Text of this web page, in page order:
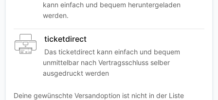
kann einfach und bequem heruntergeladen
werden.
ticketdirect
Das ticketdirect kann einfach und bequem
unmittelbar nach Vertragsschluss selber
ausgedruckt werden
Deine gewünschte Versandoption ist nicht in der Liste